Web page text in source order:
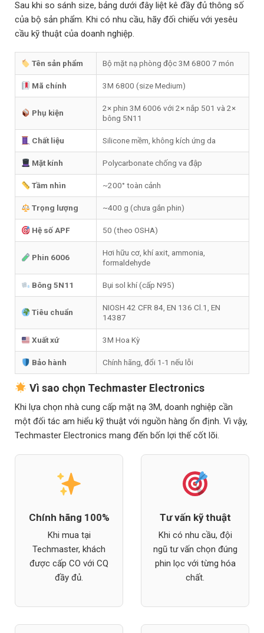
Sau khi so sánh size, bảng dưới đây liệt kê đầy đủ thông số
của bộ sản phẩm. Khi có nhu cầu, hãy đối chiếu với yesêu
cầu kỹ thuật của doanh nghiệp.
Tên sản phẩm Bộ mặt nạ phòng độc 3M 6800 7 món
Mã chính 3M 6800 (size Medium)
Phụ kiện
2× phin 3M 6006 với 2× nắp 501 và 2×
bông 5N11
Chất liệu Silicone mềm, không kích ứng da
Mặt kính Polycarbonate chống va đập
Tầm nhìn ~200° toàn cảnh
Trọng lượng ~400 g (chưa gắn phin)
Hệ số APF 50 (theo OSHA)
Phin 6006
Hơi hữu cơ, khí axit, ammonia,
formaldehyde
Bông 5N11 Bụi sol khí (cấp N95)
Tiêu chuẩn
NIOSH 42 CFR 84, EN 136 Cl.1, EN
14387
Xuất xứ 3M Hoa Kỳ
Bảo hành Chính hãng, đổi 1-1 nếu lỗi
Vì sao chọn Techmaster Electronics
Khi lựa chọn nhà cung cấp mặt nạ 3M, doanh nghiệp cần
một đối tác am hiểu kỹ thuật với nguồn hàng ổn định. Vì vậy,
Techmaster Electronics mang đến bốn lợi thế cốt lõi.
Chính hãng 100%
Khi mua tại
Techmaster, khách
được cấp CO với CQ
đầy đủ.
Tư vấn kỹ thuật
Khi có nhu cầu, đội
ngũ tư vấn chọn đúng
phin lọc với từng hóa
chất.